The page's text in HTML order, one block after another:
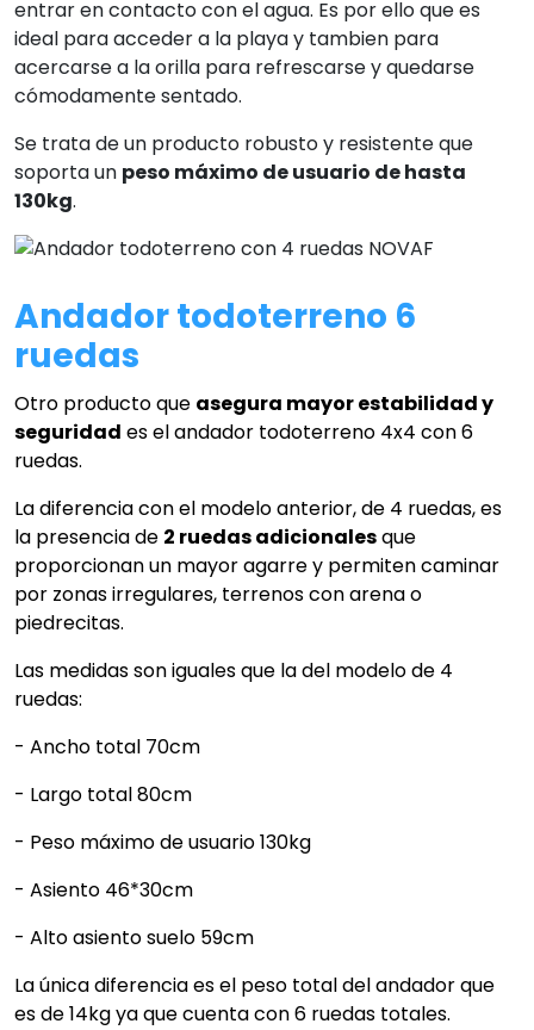
entrar en contacto con el agua. Es por ello que es
ideal para acceder a la playa y tambien para
acercarse a la orilla para refrescarse y quedarse
cómodamente sentado.
Se trata de un producto robusto y resistente que
soporta un peso máximo de usuario de hasta
130kg.
Andador todoterreno 6
ruedas
Otro producto que asegura mayor estabilidad y
seguridad es el andador todoterreno 4x4 con 6
ruedas.
La diferencia con el modelo anterior, de 4 ruedas, es
la presencia de 2 ruedas adicionalesque
proporcionan un mayor agarre y permiten caminar
por zonas irregulares, terrenos con arena o
piedrecitas.
Las medidas son iguales que la del modelo de 4
ruedas:
- Ancho total 70cm
- Largo total 80cm
- Peso máximo de usuario 130kg
- Asiento 46*30cm
- Alto asiento suelo 59cm
La única diferencia es el peso total del andador que
es de 14kg ya que cuenta con 6 ruedas totales.